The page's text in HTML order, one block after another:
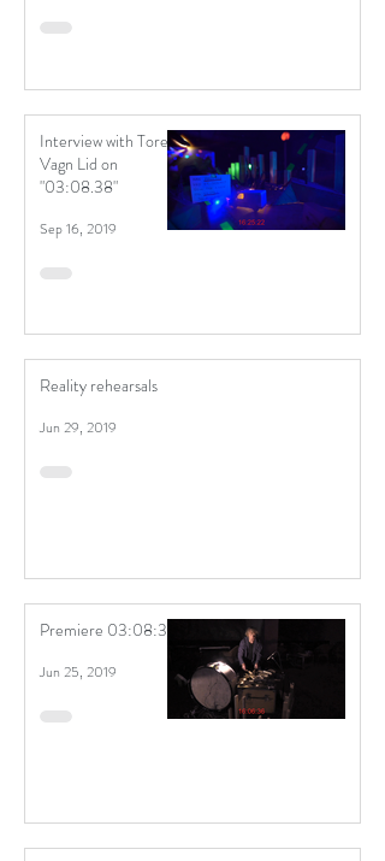
Interview with Tore
Vagn Lid on
"03:08.38"
Sep 16, 2019
Reality rehearsals
Jun 29, 2019
Premiere 03:08:38!
Jun 25, 2019